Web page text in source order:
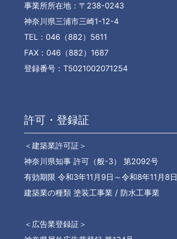
事業所所在地：〒238-0243
神奈川県三浦市三崎1-12-4
TEL：046（882）5611
FAX：046（882）1687
登録番号：T5021002071254
許可・登録証
＜建築業許可証＞
神奈川県知事 許可（般-3） 第2092号
有効期限 令和3年11月9日～令和8年11月8日
建築業の種類 塗装工事業 / 防水工事業
＜広告業登録証＞